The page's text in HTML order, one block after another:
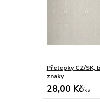
Přelepky CZ/SK,
znaky
28,00 Kč/ks